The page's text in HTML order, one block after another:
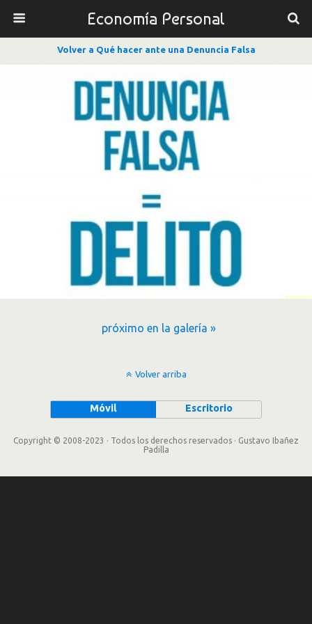
Economía Personal
Volver a Qué hacer ante una Denuncia Falsa
próximo en la galería »
Volver arriba
Móvil Escritorio
Copyright © 2008-2023 · Todos los derechos reservados · Gustavo Ibañez
Padilla